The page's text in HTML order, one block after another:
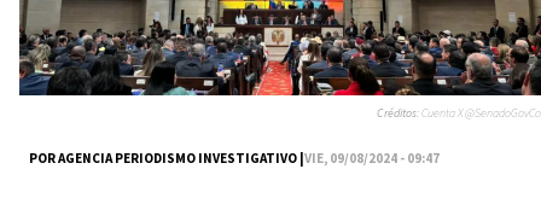
POR AGENCIA PERIODISMO INVESTIGATIVO |VIE, 09/08/2024 - 09:47
Créditos:Cuenta X @SenadoGovCo